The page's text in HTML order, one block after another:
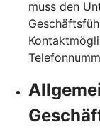
muss den